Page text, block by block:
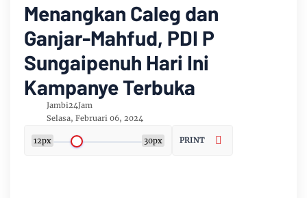
Menangkan Caleg dan
Ganjar-Mahfud, PDI P
Sungaipenuh Hari Ini
Kampanye Terbuka
Jambi24Jam
Selasa, Februari 06, 2024
12px 30px PRINT